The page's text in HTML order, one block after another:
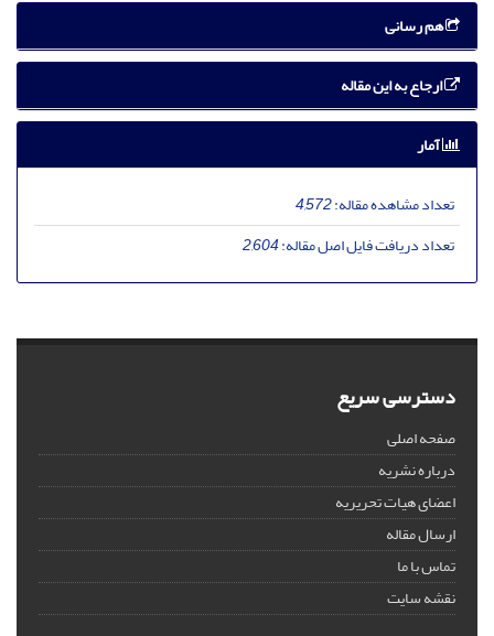
هم رسانی
ارجاع به این مقاله
آمار
تعداد مشاهده مقاله:4,572
تعداد دریافت فایل اصل مقاله:2,604
دسترسی سریع
صفحه اصلی
درباره نشریه
اعضای هیات تحریریه
ارسال مقاله
تماس با ما
نقشه سایت